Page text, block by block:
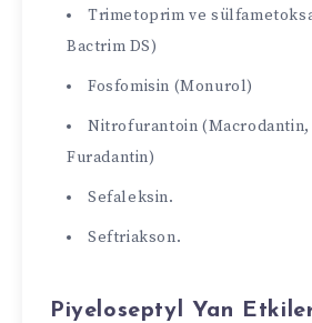
Trimetoprim ve
Bactrim DS)
Fosfomisin (Monurol)
Nitrofurantoin
Furadantin)
Sefaleksin.
Seftriakson.
Piyeloseptyl Yan